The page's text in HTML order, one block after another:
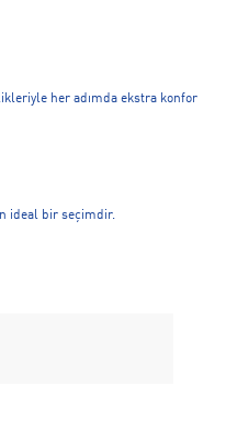
her adımda ekstra konfor
ideal bir seçimdir.